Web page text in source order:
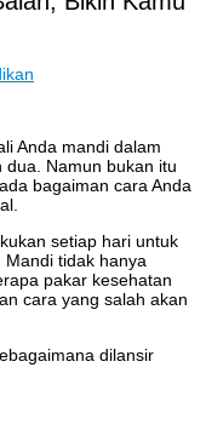
Anda mandi dalam
Namun bukan itu
bagaiman cara Anda
setiap hari untuk
tidak hanya
pakar kesehatan
cara yang salah akan
dilansir